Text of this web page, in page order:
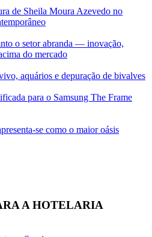
de Sheila Moura Azevedo no
o setor abranda — inovação,
do mercado
aquários e depuração de bivalves
para o Samsung The Frame
se como o maior oásis
A HOTELARIA